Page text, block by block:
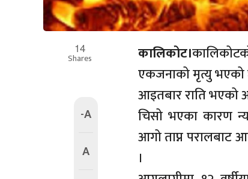
14
Shares
-A
A
कालिकोट।
एकजनाको मृत्यु भएको
आइतबार राति भएको
चिसो भएका कारण
आगो ताप्न परालबाट
।